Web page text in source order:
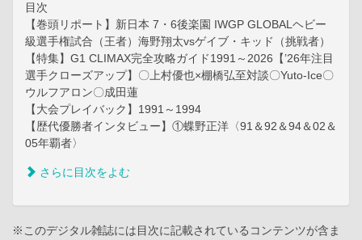
目次
【巻頭リポート】新日本 7・6後楽園 IWGP GLOBALヘビー
級選手権試合（王者）海野翔太vsゲイブ・キッド（挑戦者）
【特集】G1 CLIMAX完全攻略ガイド1991～2026【’26年注目
選手クローズアップ】〇上村優也×棚橋弘至対談〇Yuto-Ice〇
ウルフアロン〇成田蓮
【大会プレイバック】1991～1994
【歴代優勝者インタビュー】①蝶野正洋〈91＆92＆94＆02＆
05年覇者〉
さらに目次をよむ
※このデジタル雑誌には目次に記載されているコンテンツが含ま